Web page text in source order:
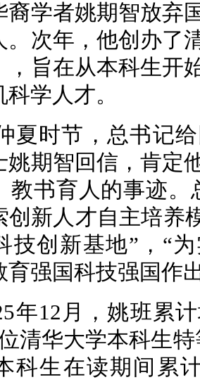
裔学者姚期智放弃
。次年，他创办了
，旨在从本科生开
学人才。
夏时节，总书记
姚期智回信，肯定
教书育人的事迹。
创新人才自主培养
技创新基地”，“
育强国科技强国作
年12月，姚班累
清华大学本科生
科生在读期间累